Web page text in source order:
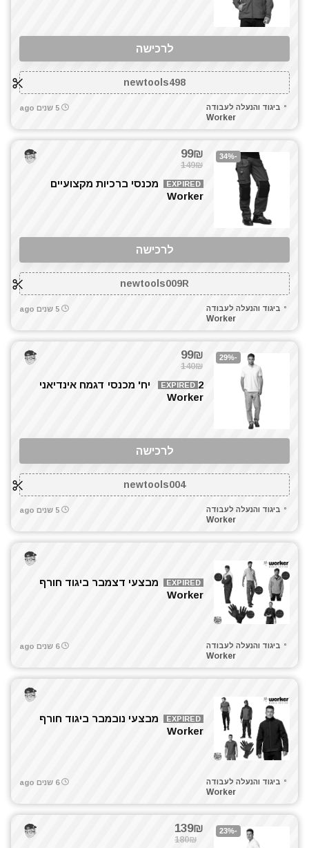
לרכישה
newtools498
ביגוד והנעלה לעבודה
Worker
5 שנים ago
-34%
99₪
149₪
EXPIRED
מכנסי ברכיות מקצועיים
Worker
לרכישה
newtools009R
ביגוד והנעלה לעבודה
Worker
5 שנים ago
-29%
99₪
140₪
EXPIRED
2 יח' מכנסי דגמח אינדיאני
Worker
לרכישה
newtools004
ביגוד והנעלה לעבודה
Worker
5 שנים ago
EXPIRED
מבצעי דצמבר ביגוד חורף
Worker
ביגוד והנעלה לעבודה
Worker
6 שנים ago
EXPIRED
מבצעי נובמבר ביגוד חורף
Worker
ביגוד והנעלה לעבודה
Worker
6 שנים ago
-23%
139₪
180₪